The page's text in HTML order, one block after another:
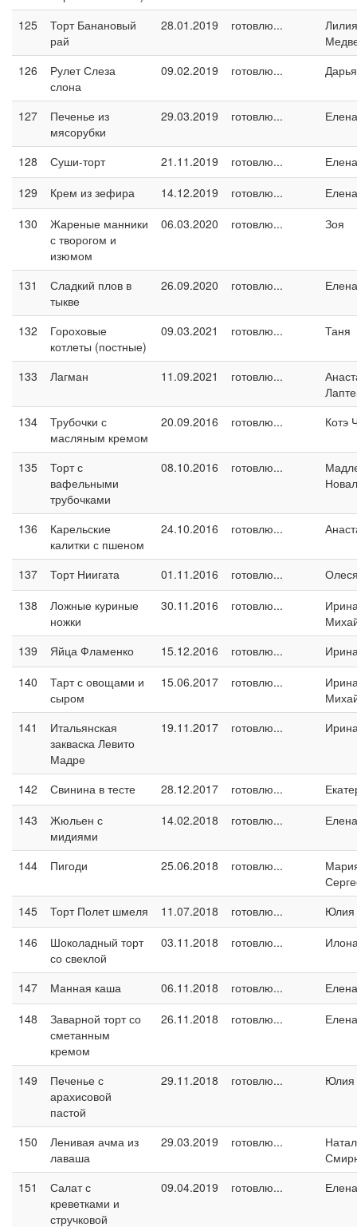
125
Торт Банановый
рай
28.01.2019 готовлю...
Лилия
126
Рулет Слеза
слона
09.02.2019 готовлю... Дарья
127
Печенье из
мясорубки
29.03.2019 готовлю...
128 Суши-торт 21.11.2019 готовлю...
129
Крем из зефира 14.12.2019 готовлю...
130
Жареные манники
с творогом и
изюмом
06.03.2020 готовлю... Зоя
131
Сладкий плов в
тыкве
26.09.2020 готовлю...
132
Гороховые
котлеты (постные)
09.03.2021 готовлю... Таня
133 Лагман 11.09.2021 готовлю...
134
Трубочки с
масляным кремом
20.09.2016 готовлю... Котэ
135
Торт с
вафельными
трубочками
08.10.2016 готовлю...
136
Карельские
калитки с пшеном
24.10.2016 готовлю...
137 Торт Ниигата 01.11.2016 готовлю...
138
Ложные куриные
ножки
30.11.2016 готовлю...
139
Яйца Фламенко 15.12.2016 готовлю...
140
Тарт с овощами и
сыром
15.06.2017 готовлю...
141
Итальянская
закваска Левито
Мадре
19.11.2017 готовлю...
142 Свинина в тесте 28.12.2017 готовлю...
143
Жюльен с
мидиями
14.02.2018 готовлю...
144 Пигоди 25.06.2018 готовлю...
145
Торт Полет шмеля 11.07.2018 готовлю...
Юлия
146
Шоколадный торт
со свеклой
03.11.2018 готовлю...
147 Манная каша 06.11.2018 готовлю...
148
Заварной торт со
сметанным
кремом
26.11.2018 готовлю...
149
Печенье с
арахисовой
пастой
29.11.2018 готовлю... Юлия
150
Ленивая ачма из
лаваша
29.03.2019 готовлю...
151
Салат с
креветками и
стручковой
09.04.2019 готовлю...